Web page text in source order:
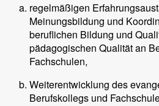
regelmäßigen
Meinungsbildung und
beruflichen Bildung und
pädagogischen Qualität an
Fachschulen,
Weiterentwicklung des
Berufskollegs und